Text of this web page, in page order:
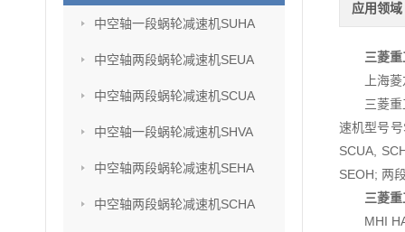
中空轴一段蜗轮减速机SUHA
中空轴两段蜗轮减速机SEUA
中空轴两段蜗轮减速机SCUA
中空轴一段蜗轮减速机SHVA
中空轴两段蜗轮减速机SEHA
中空轴两段蜗轮减速机SCHA
应用领域
三菱
上海
三菱
速机型号
SCUA,
SEOH; 两
三菱
MHI